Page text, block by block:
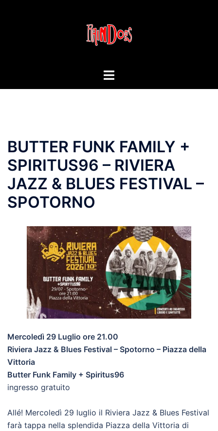
Mostra/Nascondi
BUTTER FUNK FAMILY +
SPIRITUS96 – RIVIERA
JAZZ & BLUES FESTIVAL –
SPOTORNO
Mercoledì 29 Luglio ore 21.00
Riviera Jazz & Blues Festival – Spotorno – Piazza della
Vittoria
Butter Funk Family + Spiritus96
ingresso gratuito
Allé! Mercoledì 29 luglio il Riviera Jazz & Blues Festival
farà tappa nella splendida Piazza della Vittoria di